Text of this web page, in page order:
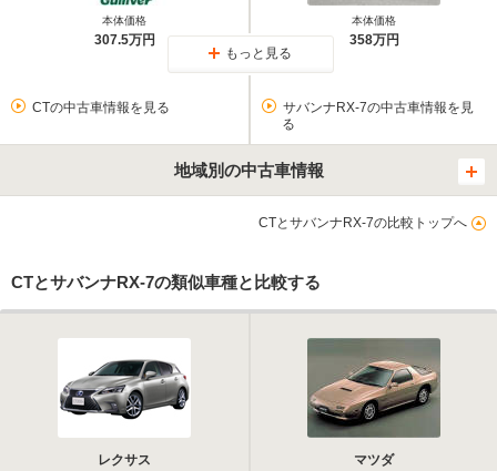
本体価格
307.5万円
本体価格
358万円
もっと見る
CTの中古車情報を見る
サバンナRX-7の中古車情報を見
る
地域別の中古車情報
CTとサバンナRX-7の比較トップへ
CTとサバンナRX-7の類似車種と比較する
レクサス
マツダ